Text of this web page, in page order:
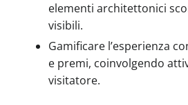
elementi architettonici
visibili.
Gamificare l’esperienza
e premi, coinvolgendo
visitatore.